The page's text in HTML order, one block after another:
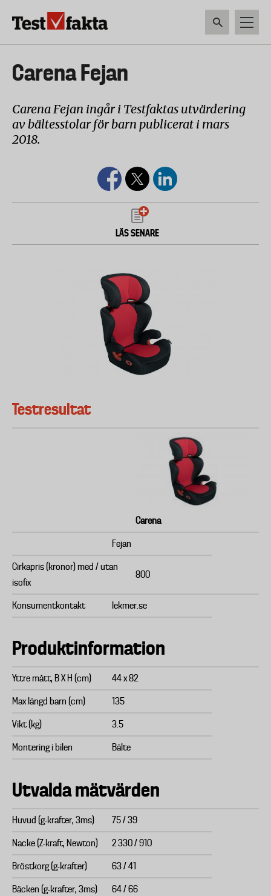
Huvudmeny
ny
Carena Fejan
Carena Fejan ingår i Testfaktas utvärdering
av bältesstolar för barn publicerat i mars
2018.
LÄS SENARE
Testresultat
Carena
Fejan
Cirkapris (kronor) med / utan
isofix
800
Konsumentkontakt lekmer.se
Produktinformation
Yttre mått, B X H (cm) 44 x 82
Max längd barn (cm) 135
Vikt (kg) 3.5
Montering i bilen Bälte
Utvalda mätvärden
Huvud (g-krafter, 3ms) 75 / 39
Nacke (Z-kraft, Newton) 2 330 / 910
Bröstkorg (g-krafter) 63 / 41
Bäcken (g-krafter, 3ms) 64 / 66